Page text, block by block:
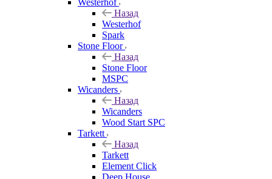
Westerhof
Назад
Westerhof
Spark
Stone Floor
Назад
Stone Floor
MSPC
Wicanders
Назад
Wicanders
Wood Start SPC
Tarkett
Назад
Tarkett
Element Click
Deep House